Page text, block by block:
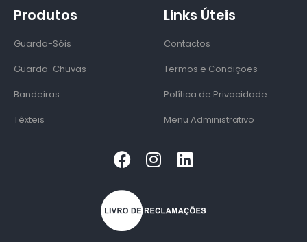
Produtos
Guarda-Sóis
Guarda-Chuvas
Bandeiras
Têxteis
Links Úteis
Contactos
Termos e Condições
Política de Privacidade
Menu Administrativo